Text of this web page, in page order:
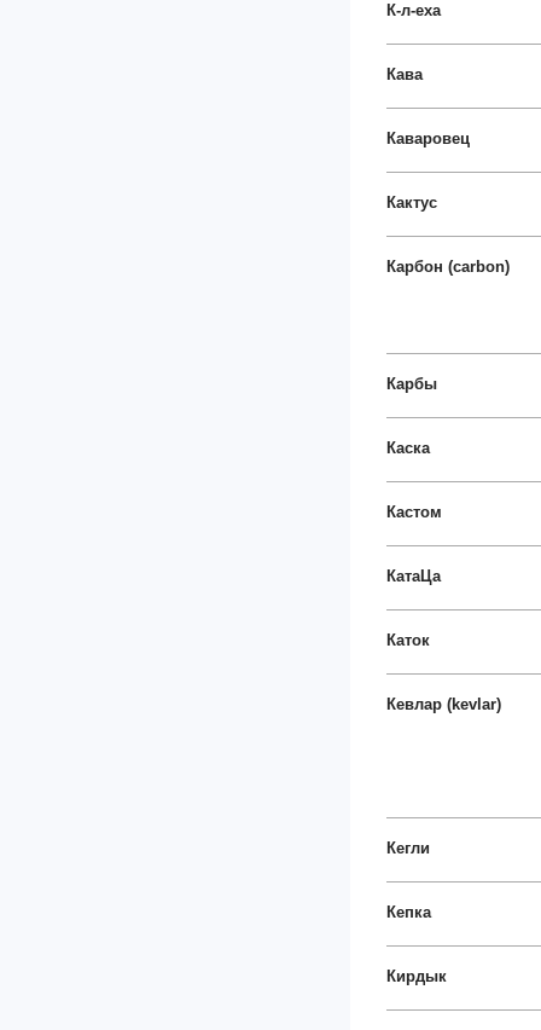
К-л-еха
Кава
Каваровец
Кактус
Карбон (carbon)
Карбы
Каска
Кастом
КатаЦа
Каток
Кевлар (kevlar)
Кегли
Кепка
Кирдык